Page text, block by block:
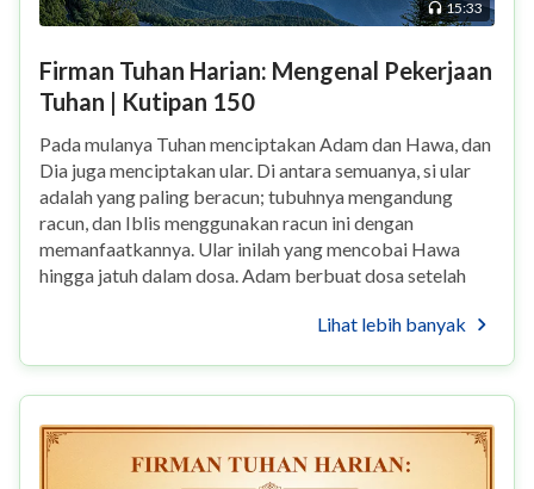
15:33
Firman Tuhan Harian: Mengenal Pekerjaan
Tuhan | Kutipan 150
Pada mulanya Tuhan menciptakan Adam dan Hawa, dan
Dia juga menciptakan ular. Di antara semuanya, si ular
adalah yang paling beracun; tubuhnya mengandung
racun, dan Iblis menggunakan racun ini dengan
memanfaatkannya. Ular inilah yang mencobai Hawa
hingga jatuh dalam dosa. Adam berbuat dosa setelah
Lihat lebih banyak